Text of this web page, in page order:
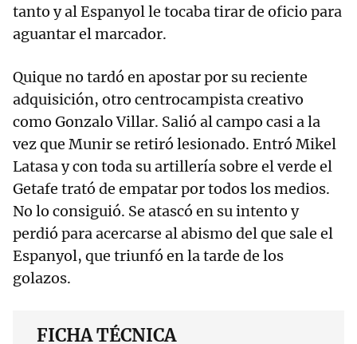
tanto y al Espanyol le tocaba tirar de oficio para
aguantar el marcador.
Quique no tardó en apostar por su reciente
adquisición, otro centrocampista creativo
como Gonzalo Villar. Salió al campo casi a la
vez que Munir se retiró lesionado. Entró Mikel
Latasa y con toda su artillería sobre el verde el
Getafe trató de empatar por todos los medios.
No lo consiguió. Se atascó en su intento y
perdió para acercarse al abismo del que sale el
Espanyol, que triunfó en la tarde de los
golazos.
FICHA TÉCNICA